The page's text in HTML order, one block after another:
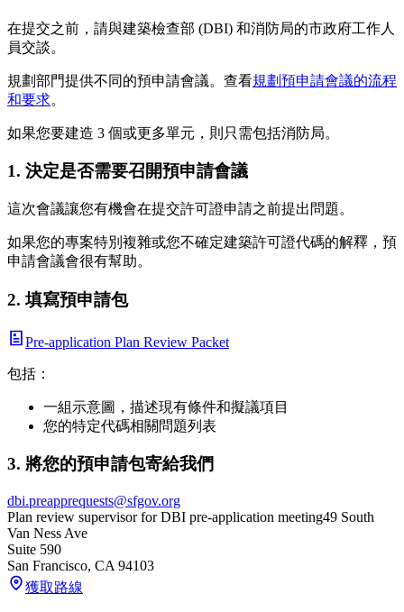
在提交之前，請與建築檢查部 (DBI) 和消防局的市政府工作人
員交談。
規劃部門提供不同的預申請會議。查看規劃預申請會議的流程
和要求。
如果您要建造 3 個或更多單元，則只需包括消防局。
1. 決定是否需要召開預申請會議
這次會議讓您有機會在提交許可證申請之前提出問題。
如果您的專案特別複雜或您不確定建築許可證代碼的解釋，預
申請會議會很有幫助。
2. 填寫預申請包
Pre-application Plan Review Packet
包括：
一組示意圖，描述現有條件和擬議項目
您的特定代碼相關問題列表
3. 將您的預申請包寄給我們
dbi.preapprequests@sfgov.org
Plan review supervisor for DBI pre-application meeting49 South
Van Ness Ave
Suite 590
San Francisco, CA 94103
獲取路線